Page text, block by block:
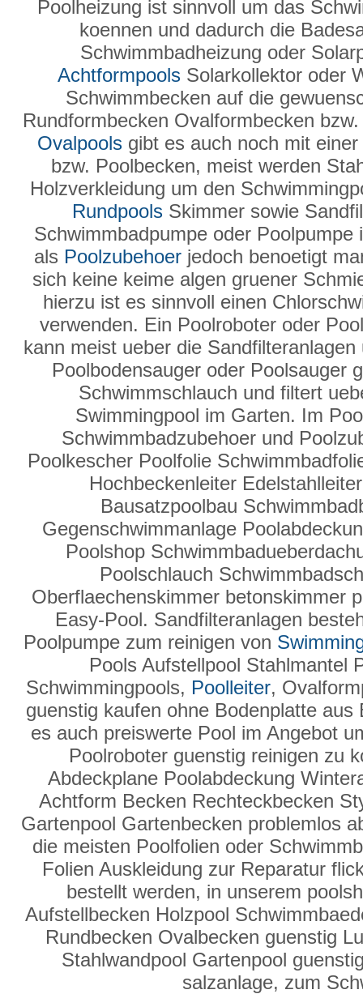
Poolheizung ist sinnvoll um das
koennen und dadurch die
Schwimmbadheizung oder
AchtformpoolsSolarkollektor oder
Schwimmbecken auf die
Rundformbecken Ovalformbecken
Ovalpoolsgibt es auch noch mit einer
bzw. Poolbecken, meist werden
Holzverkleidung um den
RundpoolsSkimmer sowie
Schwimmbadpumpe oder
als Poolzubehoer jedoch benoetigt
sich keine keime algen gruener
hierzu ist es sinnvoll einen
verwenden. Ein Poolroboter oder
kann meist ueber die
Poolbodensauger oder Poolsauger
Schwimmschlauch und filtert
Swimmingpool im Garten. Im
Schwimmbadzubehoer und
Poolkescher Poolfolie
Hochbeckenleiter
Bausatzpoolbau
Gegenschwimmanlage
Poolshop
Poolschlauch
Oberflaechenskimmer betonskimmer
Easy-Pool. Sandfilteranlagen
Poolpumpe zum reinigen von
Pools Aufstellpool Stahlmantel
Schwimmingpools, Poolleiter,
guenstig kaufen ohne Bodenplatte
es auch preiswerte Pool im Angebot
Poolroboter guenstig reinigen zu
Abdeckplane Poolabdeckung
Achtform Becken Rechteckbecken
Gartenpool Gartenbecken problemlos
die meisten Poolfolien oder
Folien Auskleidung zur Reparatur
bestellt werden, in unserem
Aufstellbecken Holzpool
Rundbecken Ovalbecken guenstig
Stahlwandpool Gartenpool
salzanlage, zum